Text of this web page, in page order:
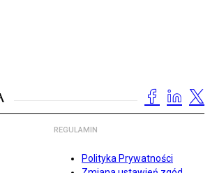
REGULAMIN
Polityka Prywatności